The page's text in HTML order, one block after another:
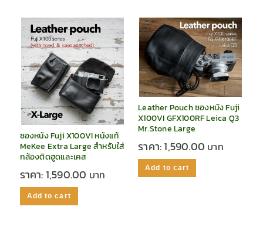
ซองหนัง Fuji X100VI หนังแท้
MeKee Extra Large สำหรับใส่
กล้องติดฮูดและเคส
ราคา:1,590.00
Add to cart
Leather Pouch ซองหนัง Fuji
X100VI GFX100RF Leica Q3
Mr.Stone Large
ราคา:1,590.00
Add to cart